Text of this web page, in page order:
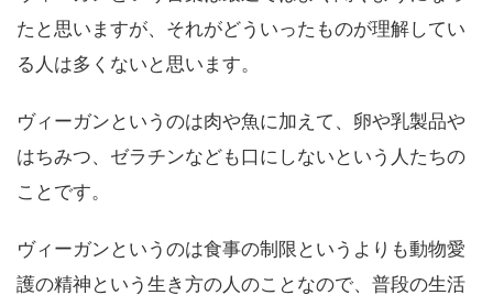
たと思いますが、それがどういったものが理解してい
る人は多くないと思います。
ヴィーガンというのは肉や魚に加えて、卵や乳製品や
はちみつ、ゼラチンなども口にしないという人たちの
ことです。
ヴィーガンというのは食事の制限というよりも動物愛
護の精神という生き方の人のことなので、普段の生活